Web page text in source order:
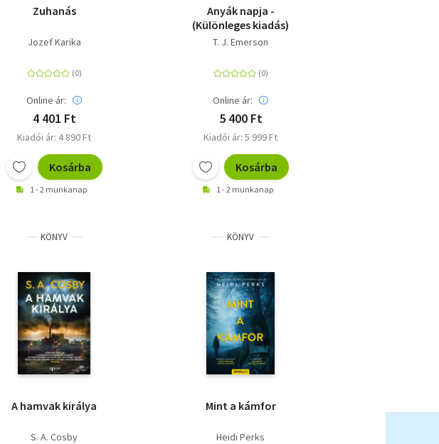
Zuhanás
Jozef Karika
Online ár:
4 401 Ft
Kiadói ár: 4 890 Ft
Kosárba
1 - 2 munkanap
Anyák napja -
(Különleges kiadás)
T. J. Emerson
Online ár:
5 400 Ft
Kiadói ár: 5 999 Ft
Kosárba
1 - 2 munkanap
KÖNYV
A hamvak királya
S. A. Cosby
KÖNYV
Mint a kámfor
Heidi Perks